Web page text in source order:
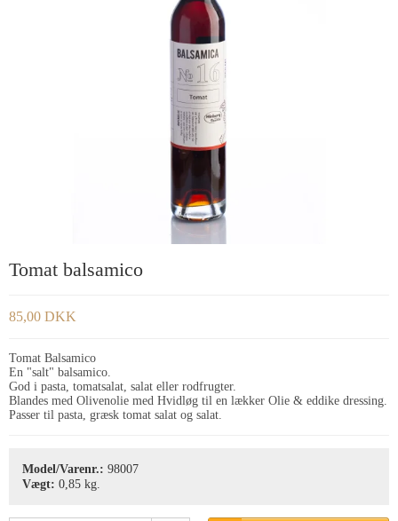
Tomat balsamico
85,00 DKK
Tomat Balsamico
En "salt" balsamico.
God i pasta, tomatsalat, salat eller rodfrugter.
Blandes med Olivenolie med Hvidløg til en lækker Olie & eddike dressing.
Passer til pasta, græsk tomat salat og salat.
Model/Varenr.: 98007
Vægt: 0,85 kg.